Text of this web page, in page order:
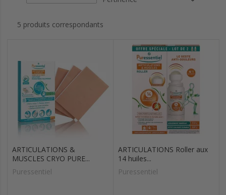
5 produits correspondants
ARTICULATIONS &
MUSCLES CRYO PURE...
Puressentiel
ARTICULATIONS Roller aux
14 huiles...
Puressentiel